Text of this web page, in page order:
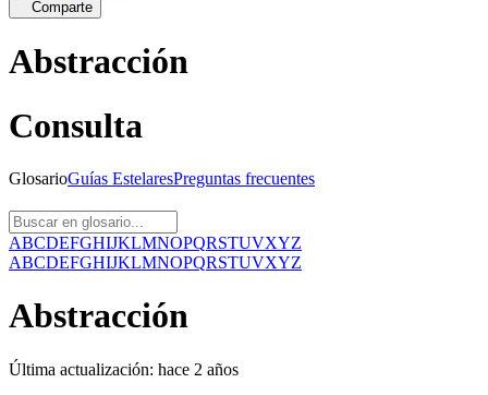
Comparte
Abstracción
Consulta
GlosarioGuías EstelaresPreguntas frecuentes
ABCDEFGHIJKLMNOPQRSTUVXYZ
ABCDEFGHIJKLMNOPQRSTUVXYZ
Abstracción
Última actualización: hace 2 años